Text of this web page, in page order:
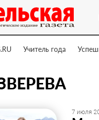
Учитель года
7 июля